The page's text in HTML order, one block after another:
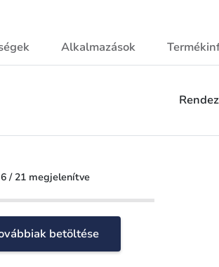
Alkalmazások
6 / 21 megjelenítve
betöltése